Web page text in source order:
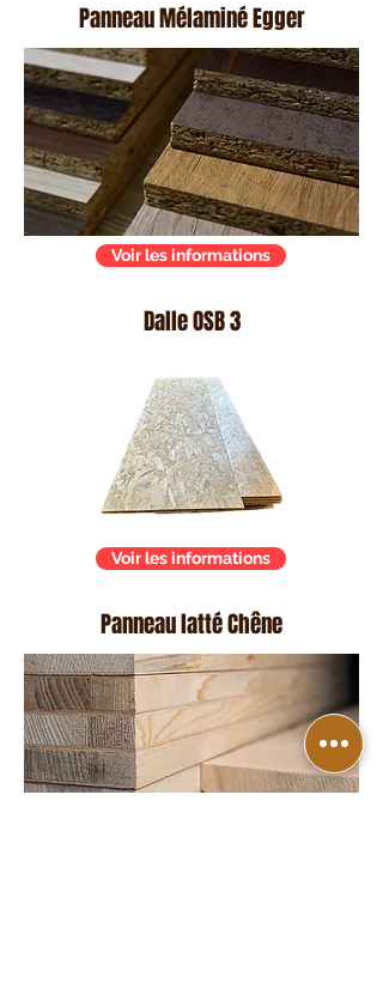
Panneau Mélaminé Egger
Voir les informations
Dalle OSB 3
Voir les informations
Panneau latté Chêne